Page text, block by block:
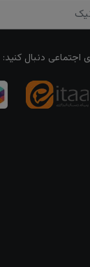
اجتماعی دنبال کنید: